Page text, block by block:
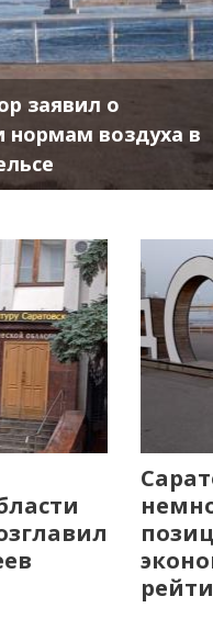
заявил о
нормам воздуха в